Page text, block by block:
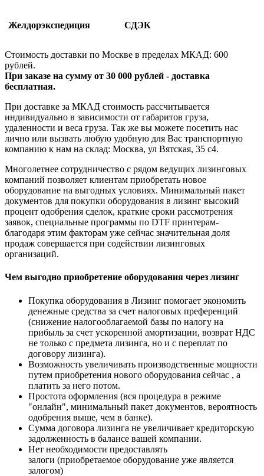
Желдорэкспедиция СДЭК
Стоимость доставки по Москве в пределах МКАД: 600
рублей.
При заказе на сумму от 30 000 рублей - доставка
бесплатная.
При доставке за МКАД стоимость рассчитывается
индивидуально в зависимости от габаритов груза,
удаленности и веса груза. Так же вы можете посетить нас
лично или вызвать любую удобную для Вас транспортную
компанию к нам на склад: Москва, ул Вятская, 35 c4.
Многолетнее сотрудничество с рядом ведущих лизинговых
компаний позволяет клиентам приобретать новое
оборудование на выгодных условиях. Минимальный пакет
документов для покупки оборудования в лизинг высокий
процент одобрения сделок, краткие сроки рассмотрения
заявок, специальные программы по DTF принтерам-
благодаря этим факторам уже сейчас значительная доля
продаж совершается при содействии лизинговых
организаций.
Чем выгодно приобретение оборудования через лизинг
Покупка оборудования в Лизинг помогает экономить
денежные средства за счет налоговых преференций
(снижение налогооблагаемой базы по налогу на
прибыль за счет ускоренной амортизации, возврат НДС
не только с предмета лизинга, но и с переплат по
договору лизинга).
Возможность увеличивать производственные мощности
путем приобретения нового оборудования сейчас , а
платить за него потом.
Простота оформления (вся процедура в режиме
"онлайн", минимальный пакет документов, вероятность
одобрения выше, чем в банке).
Сумма договора лизинга не увеличивает кредиторскую
задолженность в балансе вашей компании.
Нет необходимости предоставлять
залоги (приобретаемое оборудование уже является
залогом)